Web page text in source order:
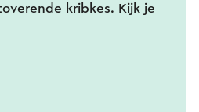
kribkes. Kijk je